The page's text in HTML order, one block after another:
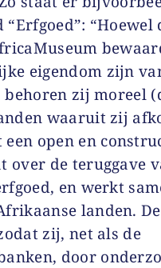
“Hoewel
eigendom zijn
behoren zij moreel
waaruit zij
open en
over de teruggave
en werkt
landen.
zij, net als de
door